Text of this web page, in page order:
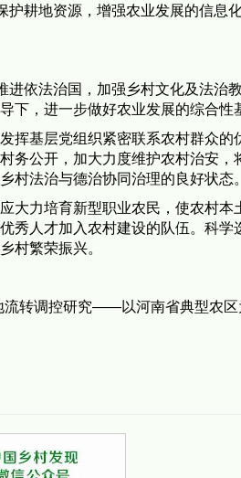
护耕地资源，增强农业发展的信息
进依法治国，加强乡村文化及法治
下，进一步做好农业发展的综合性
挥基层党组织紧密联系农村群众的
务公开，加大力度维护农村治安，
村法治与德治协同治理的良好状态。
大力培育新型职业农民，使农村本
秀人才加入农村建设的队伍。科学
村繁荣振兴。
流转调控研究——以河南省典型农区